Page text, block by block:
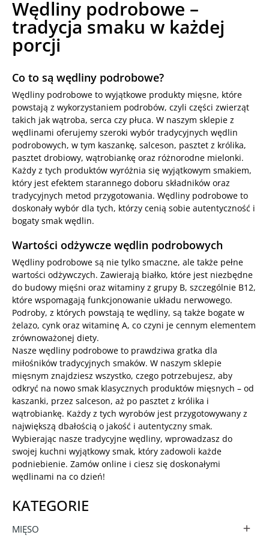
KATEGORIE
MIĘSO 
Wędliny podrobowe –
tradycja smaku w każdej
porcji
Co to są wędliny podrobowe?
Wędliny podrobowe to wyjątkowe produkty mięsne, które
powstają z wykorzystaniem podrobów, czyli części zwierząt
takich jak wątroba, serca czy płuca. W naszym sklepie z
wędlinami oferujemy szeroki wybór tradycyjnych wędlin
podrobowych, w tym kaszankę, salceson, pasztet z królika,
pasztet drobiowy, wątrobiankę oraz różnorodne mielonki.
Każdy z tych produktów wyróżnia się wyjątkowym smakiem,
który jest efektem starannego doboru składników oraz
tradycyjnych metod przygotowania. Wędliny podrobowe to
doskonały wybór dla tych, którzy cenią sobie autentyczność i
bogaty smak wędlin.
Wartości odżywcze wędlin podrobowych
Wędliny podrobowe są nie tylko smaczne, ale także pełne
wartości odżywczych. Zawierają białko, które jest niezbędne
do budowy mięśni oraz witaminy z grupy B, szczególnie B12,
które wspomagają funkcjonowanie układu nerwowego.
Podroby, z których powstają te wędliny, są także bogate w
żelazo, cynk oraz witaminę A, co czyni je cennym elementem
zrównoważonej diety.
Nasze wędliny podrobowe to prawdziwa gratka dla
miłośników tradycyjnych smaków. W naszym sklepie
mięsnym znajdziesz wszystko, czego potrzebujesz, aby
odkryć na nowo smak klasycznych produktów mięsnych – od
kaszanki, przez salceson, aż po pasztet z królika i
wątrobiankę. Każdy z tych wyrobów jest przygotowywany z
największą dbałością o jakość i autentyczny smak.
Wybierając nasze tradycyjne wędliny, wprowadzasz do
swojej kuchni wyjątkowy smak, który zadowoli każde
podniebienie. Zamów online i ciesz się doskonałymi
wędlinami na co dzień!